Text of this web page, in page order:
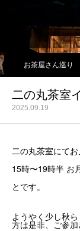
お茶屋さん巡り
二の丸茶室
2025.09.19
二の丸茶室にて
15時〜19時半 お
とです。
ようやく少し秋
方は是非、ご参